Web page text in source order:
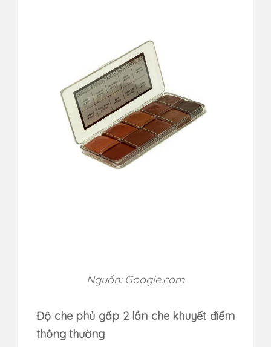
Nguồn: Google.com
Độ che phủ gấp 2 lần che khuyết điểm
thông thường